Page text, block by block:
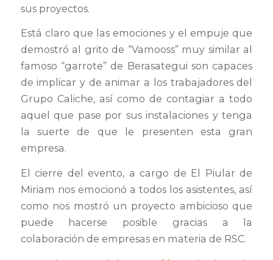
sus proyectos.
Está claro que las emociones y el empuje que
demostró al grito de “Vamooss” muy similar al
famoso “garrote” de Berasategui son capaces
de implicar y de animar a los trabajadores del
Grupo Caliche, así como de contagiar a todo
aquel que pase por sus instalaciones y tenga
la suerte de que le presenten esta gran
empresa.
El cierre del evento, a cargo de El Piular de
Miriam nos emocionó a todos los asistentes, así
como nos mostró un proyecto ambicioso que
puede hacerse posible gracias a la
colaboración de empresas en materia de RSC.